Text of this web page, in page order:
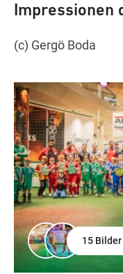
Impressionen
(c) Gergö Boda
15